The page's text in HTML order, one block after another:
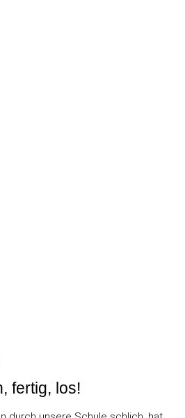
fertig, los!